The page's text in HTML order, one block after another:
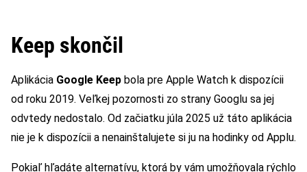
Keep skončil
Aplikácia Google Keep bola pre Apple Watch k dispozícii
od roku 2019. Veľkej pozornosti zo strany Googlu sa jej
odvtedy nedostalo. Od začiatku júla 2025 už táto aplikácia
nie je k dispozícii a nenainštalujete si ju na hodinky od Applu.
Pokiaľ hľadáte alternatívu, ktorá by vám umožňovala rýchlo